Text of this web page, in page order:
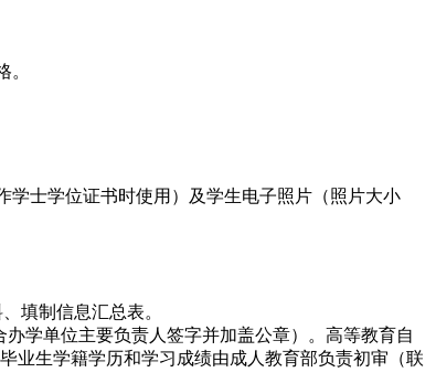
学士学位证书时使用）及学生电子照片（照片大小
填制信息汇总表。
学单位主要负责人签字并加盖公章）。高等教育自
业生学籍学历和学习成绩由成人教育部负责初审（联